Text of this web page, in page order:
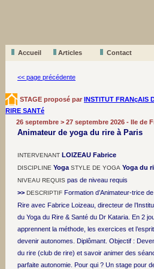
Accueil Articles
Contact
<< page précédente
STAGE proposé par INSTITUT FRANçAIS
RIRE SANTé
26 septembre > 27 septembre 2026 - Ile de
Animateur de yoga du rire à Paris
INTERVENANT LOIZEAU Fabrice
DISCIPLINE Yoga STYLE DE YOGA Yoga du
NIVEAU REQUIS pas de niveau requis
>> DESCRIPTIF Formation d’Animateur-trice
Rire avec Fabrice Loizeau, directeur de
du Yoga du Rire & Santé du Dr Kataria. En 2
apprennent la méthode, les exercices et
devenir autonomes. Diplômant. Objectif :
du rire (club de rire) et savoir animer des
parfaite autonomie. Pour qui ? Un stage pour